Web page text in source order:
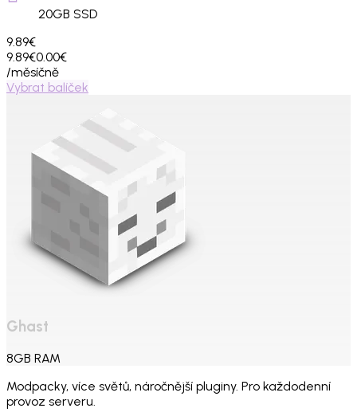
20GB SSD
9.89€
9.89€0.00€
/měsíčně
Vybrat balíček
Ghast
8GB RAM
Modpacky, více světů, náročnější pluginy. Pro každodenní
provoz serveru.